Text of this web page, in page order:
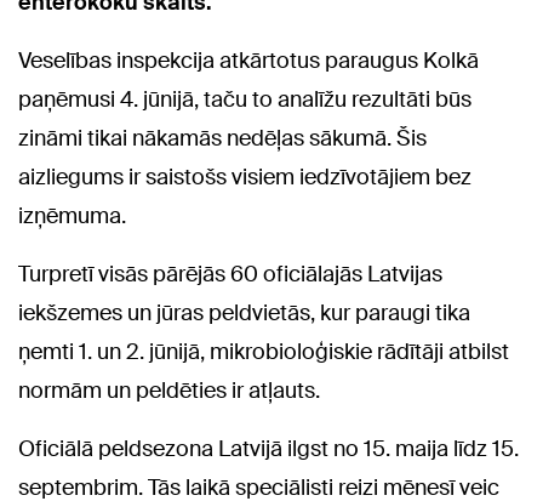
Veselības inspekcija atkārtotus paraugus Kolkā
paņēmusi 4. jūnijā, taču to analīžu rezultāti būs
zināmi tikai nākamās nedēļas sākumā. Šis
aizliegums ir saistošs visiem iedzīvotājiem bez
izņēmuma.
Turpretī visās pārējās 60 oficiālajās Latvijas
iekšzemes un jūras peldvietās, kur paraugi tika
ņemti 1. un 2. jūnijā, mikrobioloģiskie rādītāji atbilst
normām un peldēties ir atļauts.
Oficiālā peldsezona Latvijā ilgst no 15. maija līdz 15.
septembrim. Tās laikā speciālisti reizi mēnesī veic